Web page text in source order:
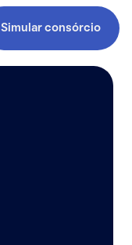
Simular consórcio